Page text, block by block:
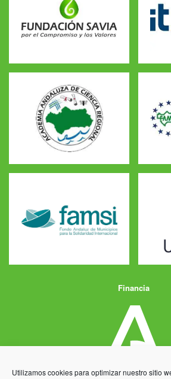
Utilizamos cookies para optimizar nuestro sitio
Financia